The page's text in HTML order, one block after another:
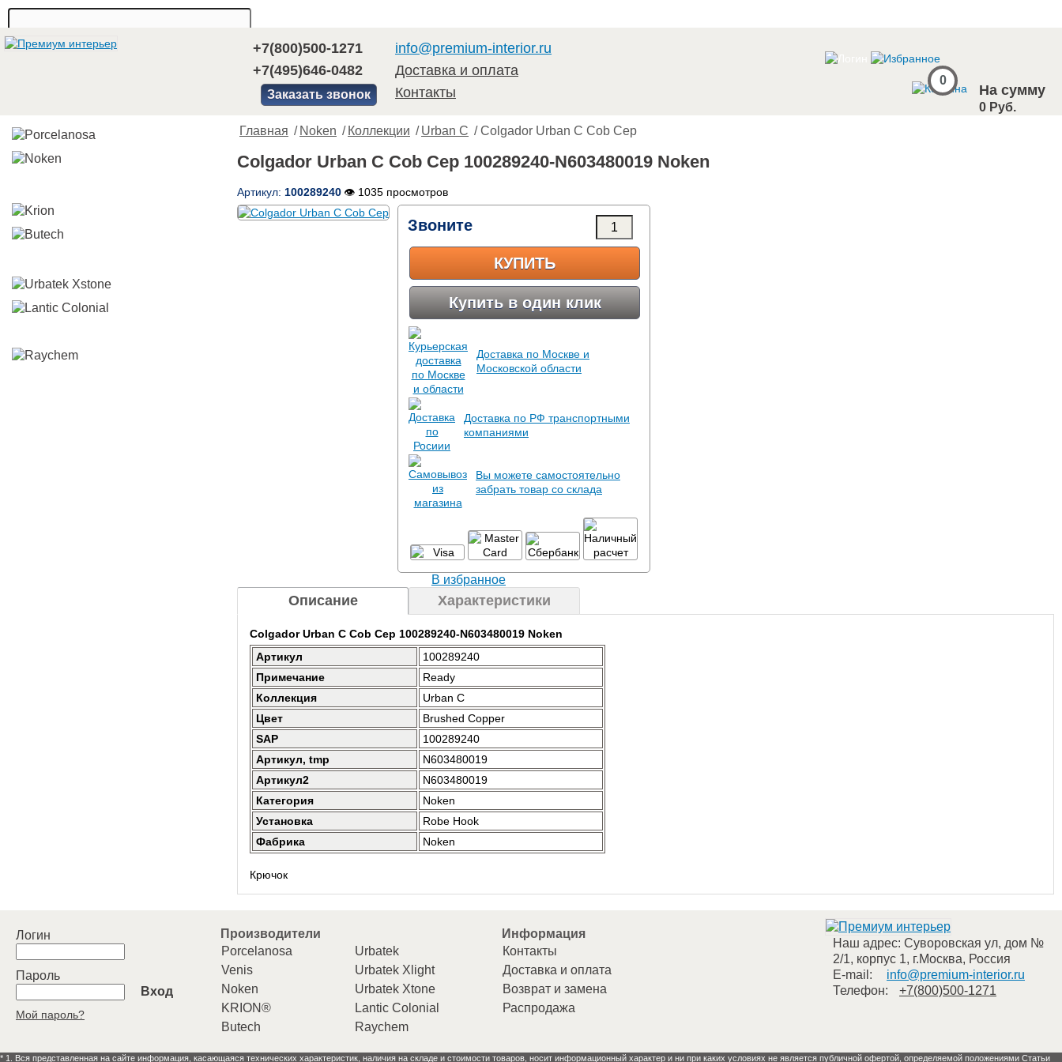
+7(800)500-1271
+7(495)646-0482
Заказать звонок
info@premium-interior.ru
Доставка и оплата
Контакты
0
На сумму
0 Руб.
Главная / Noken / Коллекции / Urban C / Colgador Urban C Cob Cep
Colgador Urban C Cob Cep 100289240-N603480019 Noken
Артикул: 100289240 👁 1035 просмотров
Звоните
КУПИТЬ
Купить в один клик
Доставка по Москве и
Московской области
Доставка по РФ транспортными
компаниями
Вы можете самостоятельно
забрать товар со склада
В избранное
Описание Характеристики
Colgador Urban C Cob Cep 100289240-N603480019 Noken
Артикул
100289240
Примечание
Ready
Коллекция
Urban C
Цвет
Brushed Copper
SAP
100289240
Артикул, tmp
N603480019
Артикул2
N603480019
Категория
Noken
Установка
Robe Hook
Фабрика
Noken
Крючок
Логин
Пароль
Вход
Мой пароль?
Производители
Porcelanosa
Venis
Noken
KRION®
Butech
Urbatek
Urbatek Xlight
Urbatek Xtone
Lantic Colonial
Raychem
Информация
Контакты
Доставка и оплата
Возврат и замена
Распродажа
Наш адрес: Суворовская ул, дом №
2/1, корпус 1, г.Москва, Россия
E-mail:
info@premium-interior.ru
Телефон:
+7(800)500-1271
* 1. Вся представленная на сайте информация, касающаяся технических характеристик, наличия на складе и стоимости товаров, носит информационный характер и ни при каких условиях не является публичной офертой, определяемой положениями Статьи